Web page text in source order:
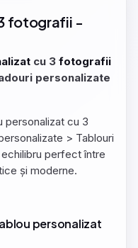
fotografii -
cu 3 fotografii
personalizate
personalizat cu 3
> Tablouri
perfect între
și moderne.
personalizat